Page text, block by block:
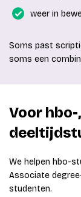
weer in
Soms past
soms een
Voor hbo-
We helpen hbo-
Associate
studenten.